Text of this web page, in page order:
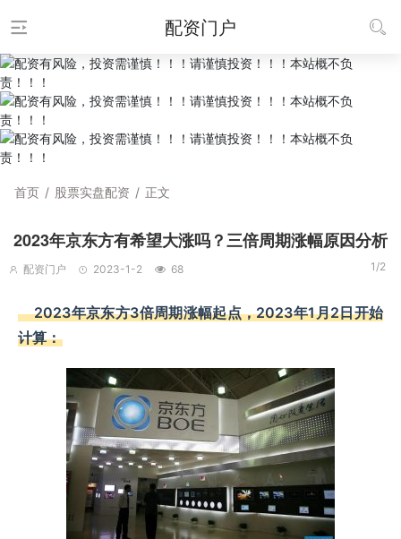
配资门户
首页 / 股票实盘配资 / 正文
2023年京东方有希望大涨吗？三倍周期涨幅原因分析
配资门户 2023-1-2 68 1/2
2023年京东方3倍周期涨幅起点，2023年1月2日开始
计算：